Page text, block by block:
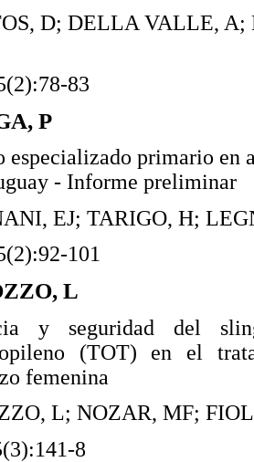
D; DELLA VALLE,
83
P
especializado primario en
- Informe preliminar
EJ; TARIGO, H;
101
L
y seguridad del
(TOT) en el
femenina
L; NOZAR, MF;
8